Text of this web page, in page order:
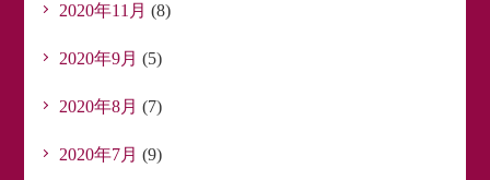
2020年11月 (8)
2020年9月 (5)
2020年8月 (7)
2020年7月 (9)